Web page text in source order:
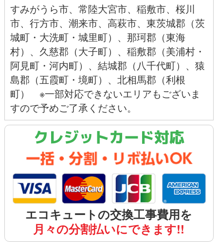
すみがうら市、 常陸大宮市、 稲敷市、 桜川
市、 行方市、 潮来市、 高萩市、東茨城郡（茨
城町・大洗町・城里町）、那珂郡（東海
村）、久慈郡（大子町）、稲敷郡（美浦村・
阿見町・河内町）、結城郡（八千代町）、猿
島郡（五霞町・ 境町）、北相馬郡（利根
町） ※一部対応できないエリアもございま
すので予めご了承ください。
クレジットカード対応
エコキュートの交換工事費用を
月々の分割払いにできます!!